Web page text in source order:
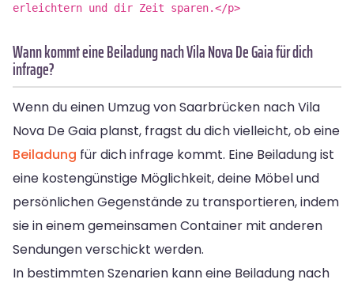
erleichtern und dir Zeit sparen.</p>
Wann kommt eine Beiladung nach Vila Nova De Gaia für dich
infrage?
Wenn du einen Umzug von Saarbrücken nach Vila
Nova De Gaia planst, fragst du dich vielleicht, ob eine
Beiladung für dich infrage kommt. Eine Beiladung ist
eine kostengünstige Möglichkeit, deine Möbel und
persönlichen Gegenstände zu transportieren, indem
sie in einem gemeinsamen Container mit anderen
Sendungen verschickt werden.
In bestimmten Szenarien kann eine Beiladung nach